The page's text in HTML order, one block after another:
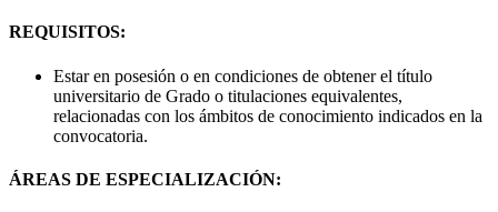
REQUISITOS:
Estar en posesión o en condiciones de obtener el título
universitario de Grado o titulaciones equivalentes,
relacionadas con los ámbitos de conocimiento indicados en la
convocatoria.
ÁREAS DE ESPECIALIZACIÓN: